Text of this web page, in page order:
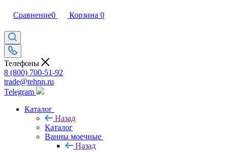
Сравнение0 Корзина 0
Телефоны
8 (800) 700-51-92
trade@tehnn.ru
Telegram
Каталог
Назад
Каталог
Ванны моечные
Назад